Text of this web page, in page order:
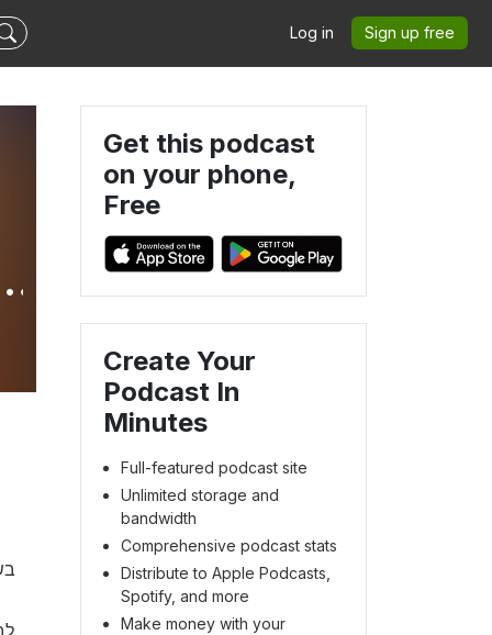
Log in Sign up free
Get this podcast
on your phone,
Free
Create Your
Podcast In
Minutes
Full-featured podcast site
Unlimited storage and
bandwidth
Comprehensive podcast stats
Distribute to Apple Podcasts,
Spotify, and more
Make money with your